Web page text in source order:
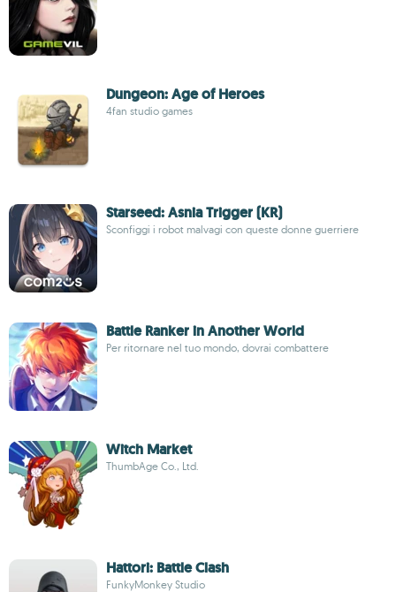
Dungeon: Age of Heroes
4fan studio games
Starseed: Asnia Trigger (KR)
Sconfiggi i robot malvagi con queste donne guerriere
Battle Ranker in Another World
Per ritornare nel tuo mondo, dovrai combattere
Witch Market
ThumbAge Co., Ltd.
Hattori: Battle Clash
FunkyMonkey Studio